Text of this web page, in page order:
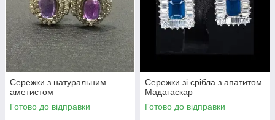
Сережки з натуральним
аметистом
Готово до відправки
Сережки зі срібла з апатитом
Мадагаскар
Готово до відправки